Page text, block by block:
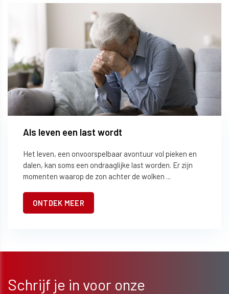
Als leven een last wordt
Het leven, een onvoorspelbaar avontuur vol pieken en
dalen, kan soms een ondraaglijke last worden. Er zijn
momenten waarop de zon achter de wolken ...
ONTDEK MEER
Schrijf je in voor onze